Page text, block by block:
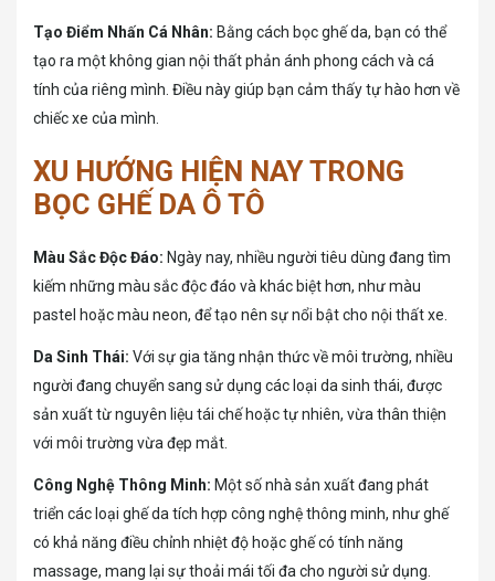
Tạo Điểm Nhấn Cá Nhân: Bằng cách bọc ghế da, bạn có thể
tạo ra một không gian nội thất phản ánh phong cách và cá
tính của riêng mình. Điều này giúp bạn cảm thấy tự hào hơn về
chiếc xe của mình.
XU HƯỚNG HIỆN NAY TRONG
BỌC GHẾ DA Ô TÔ
Màu Sắc Độc Đáo: Ngày nay, nhiều người tiêu dùng đang tìm
kiếm những màu sắc độc đáo và khác biệt hơn, như màu
pastel hoặc màu neon, để tạo nên sự nổi bật cho nội thất xe.
Da Sinh Thái: Với sự gia tăng nhận thức về môi trường, nhiều
người đang chuyển sang sử dụng các loại da sinh thái, được
sản xuất từ nguyên liệu tái chế hoặc tự nhiên, vừa thân thiện
với môi trường vừa đẹp mắt.
Công Nghệ Thông Minh: Một số nhà sản xuất đang phát
triển các loại ghế da tích hợp công nghệ thông minh, như ghế
có khả năng điều chỉnh nhiệt độ hoặc ghế có tính năng
massage, mang lại sự thoải mái tối đa cho người sử dụng.